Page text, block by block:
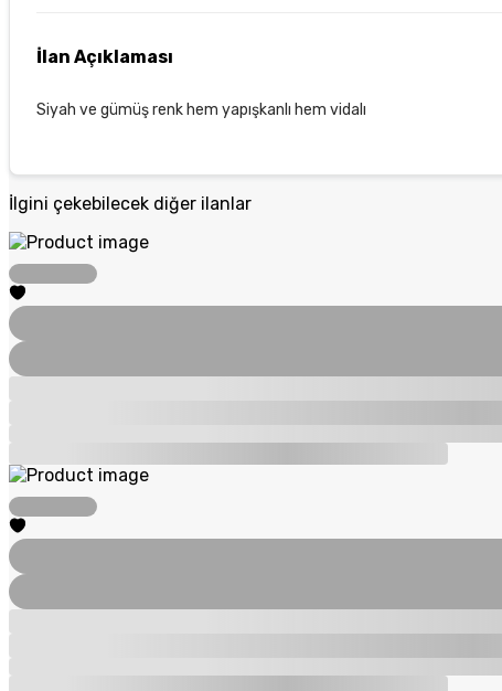
İlan Açıklaması
Siyah ve gümüş renk hem yapışkanlı hem vidalı
İlgini çekebilecek diğer ilanlar